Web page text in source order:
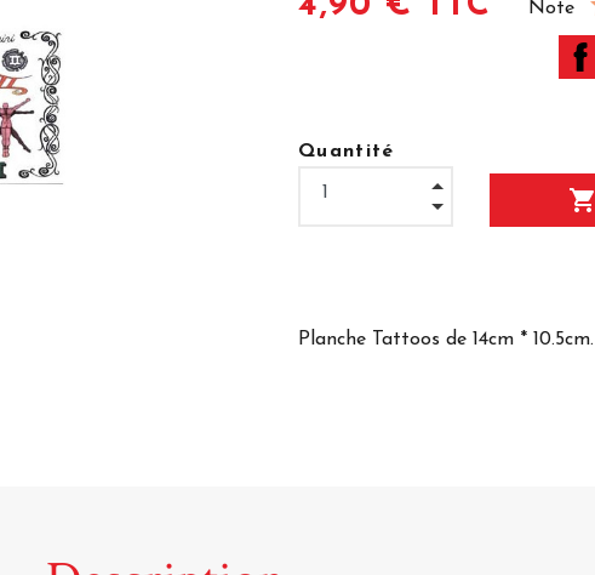
Note
Quantité
shopping_cart
Planche Tattoos de 14cm * 10.5cm.